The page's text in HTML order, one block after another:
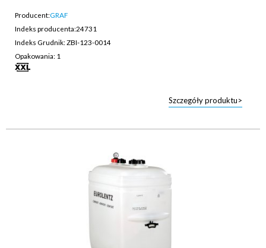
Producent:GRAF
Indeks producenta:24731
Indeks Grudnik: ZBI-123-0014
Opakowania: 1
Szczegóły produktu>